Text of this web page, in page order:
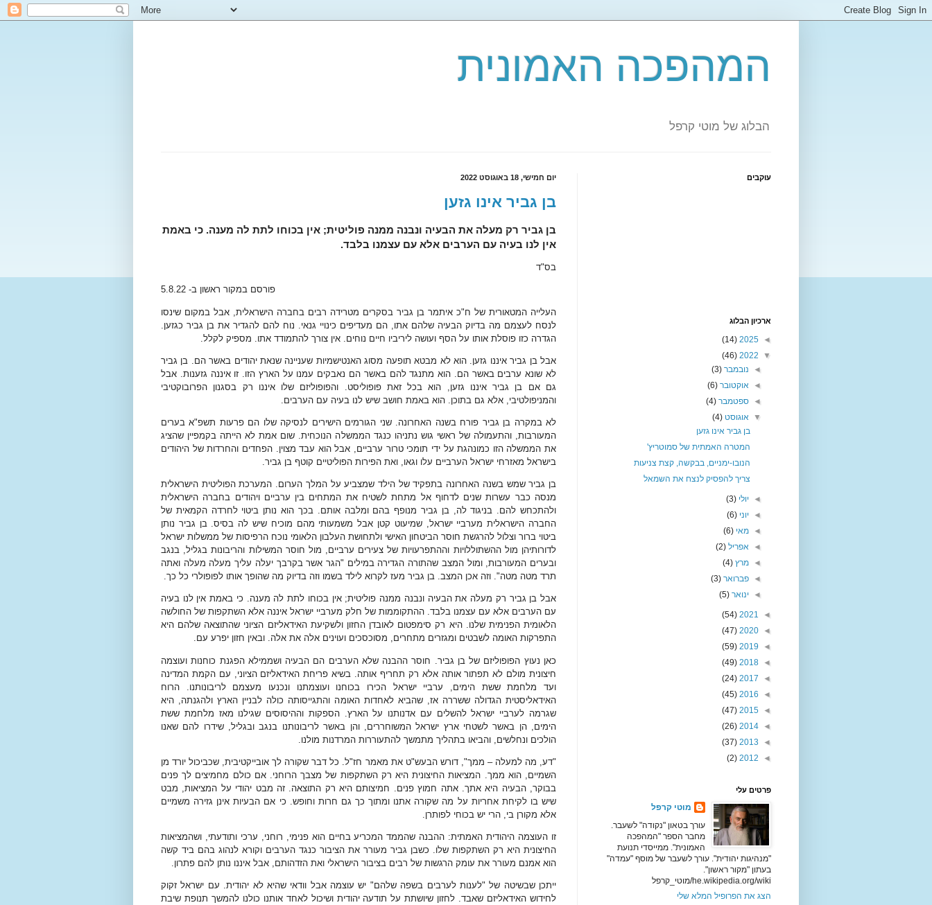
המהפכה האמונית
הבלוג של מוטי קרפל
יום חמישי, 18 באוגוסט 2022
בן גביר אינו גזען
בן גביר רק מעלה את הבעיה ונבנה ממנה פוליטית; אין בכוחו לתת לה מענה. כי באמת
אין לנו בעיה עם הערבים אלא עם עצמנו בלבד.
בס"ד
פורסם במקור ראשון ב- 5.8.22
העלייה המטאורית של ח"כ איתמר בן גביר בסקרים מטרידה רבים בחברה הישראלית, אבל במקום שינסו
לנסח לעצמם מה בדיוק הבעיה שלהם אתו, הם מעדיפים כינויי גנאי. נוח להם להגדיר את בן גביר כגזען.
הגדרה כזו פוסלת אותו על הסף ועושה ליריביו חיים נוחים. אין צורך להתמודד אתו. מספיק לקלל.
אבל בן גביר איננו גזען. הוא לא מבטא תופעה מסוג האנטישמיות שעניינה שנאת יהודים באשר הם. בן גביר
לא שונא ערבים באשר הם. הוא מתנגד להם באשר הם נאבקים עמנו על הארץ הזו. זו איננה גזענות. אבל
גם אם בן גביר איננו גזען, הוא בכל זאת פופוליסט. והפופוליזם שלו איננו רק בסגנון הפרובוקטיבי
והמניפולטיבי, אלא גם בתוכן. הוא באמת חושב שיש לנו בעיה עם הערבים.
לא במקרה בן גביר פורח בשנה האחרונה. שני הגורמים הישירים לנסיקה שלו הם פרעות תשפ"א בערים
המעורבות, והתעמולה של ראשי גוש נתניהו כנגד הממשלה הנוכחית. שום אמת לא הייתה בקמפיין שהציג
את הממשלה הזו כמונהגת על ידי תומכי טרור ערביים, אבל הוא עבד מצוין. הפחדים והחרדות של היהודים
בישראל מאזרחי ישראל הערביים עלו וגאו, ואת הפירות הפוליטיים קוטף בן גביר.
בן גביר שמש בשנה האחרונה בתפקיד של הילד שמצביע על המלך הערום. המערכת הפוליטית הישראלית
מנסה כבר עשרות שנים לדחוף אל מתחת לשטיח את המתחים בין ערביים ויהודים בחברה הישראלית
ולהתכחש להם. בניגוד לה, בן גביר מנופף בהם ומלבה אותם. בכך הוא נותן ביטוי לחרדה הקמאית של
החברה הישראלית מערביי ישראל, שמיעוט קטן אבל משמעותי מהם מוכיח שיש לה בסיס. בן גביר נותן
ביטוי ברור וצלול להרגשת חוסר הביטחון האישי ולתחושת העלבון הלאומי נוכח הרפיסות של ממשלות ישראל
לדורותיהן מול ההשתוללויות וההתפרעויות של צעירים ערביים, מול חוסר המשילות והריבונות בגליל, בנגב
ובערים המעורבות, ומול המצב שהתורה הגדירה במילים "הגר אשר בקרבך יעלה עליך מעלה מעלה ואתה
תרד מטה מטה". וזה אכן המצב. בן גביר מעז לקרוא לילד בשמו וזה בדיוק מה שהופך אותו לפופולרי כל כך.
אבל בן גביר רק מעלה את הבעיה ונבנה ממנה פוליטית; אין בכוחו לתת לה מענה. כי באמת אין לנו בעיה
עם הערבים אלא עם עצמנו בלבד. ההתקוממות של חלק מערביי ישראל איננה אלא השתקפות של החולשה
הלאומית הפנימית שלנו. היא רק סימפטום לאובדן החזון ולשקיעת האידאליזם הציוני שהתוצאה שלהם היא
התפרקות האומה לשבטים ומגזרים מתחרים, מסוכסכים ועוינים אלה את אלה. ובאין חזון יפרע עם.
כאן נעוץ הפופוליזם של בן גביר. חוסר ההבנה שלא הערבים הם הבעיה ושממילא הפגנת כוחנות ועוצמה
חיצונית מולם לא תפתור אותה אלא רק תחריף אותה. בשיא פריחת האידאליזם הציוני, עם הקמת המדינה
ועד מלחמת ששת הימים, ערביי ישראל הכירו בכוחנו ועוצמתנו ונכנעו מעצמם לריבונותנו. הרוח
האידאליסטית הגדולה ששררה אז, שהביא לאחדות האומה והתגייסותה כולה לבניין הארץ ולהגנתה, היא
שגרמה לערביי ישראל להשלים עם אדנותנו על הארץ. הספקות וההיסוסים שגילנו מאז מלחמת ששת
הימים, הן באשר לשטחי ארץ ישראל המשוחררים, והן באשר לריבונותנו בנגב ובגליל, שידרו להם שאנו
הולכים ונחלשים, והביאו בתהליך מתמשך להתעוררות המרדנות מולנו.
"דע, מה למעלה – ממך", דורש הבעש"ט את מאמר חז"ל. כל דבר שקורה לך אובייקטיבית, שכביכול יורד מן
השמיים, הוא ממך. המציאות החיצונית היא רק השתקפות של מצבך הרוחני. אם כולם מחמיצים לך פנים
בבוקר, הבעיה היא אתך. אתה חמוץ פנים. חמיצותם היא רק התוצאה. זה מבט יהודי על המציאות, מבט
שיש בו לקיחת אחריות על מה שקורה אתנו ומתוך כך גם חרות וחופש. כי אם הבעיות אינן גזירה משמיים
אלא מקורן בי, הרי יש בכוחי לפותרן.
זו העוצמה היהודית האמתית: ההבנה שהממד המכריע בחיים הוא פנימי, רוחני, ערכי ותודעתי, ושהמציאות
החיצונית היא רק השתקפות שלו. כשבן גביר מעורר את הציבור כנגד הערבים וקורא לנהוג בהם ביד קשה
הוא אמנם מעורר את עומק הרגשות של רבים בציבור הישראלי ואת הזדהותם, אבל איננו נותן להם פתרון.
ייתכן שבשיטה של "לענות לערבים בשפה שלהם" יש עוצמה אבל וודאי שהיא לא יהודית. עם ישראל זקוק
לחידוש האידאליזם שאבד. לחזון שיושתת על תודעה יהודית ושיכול לאחד אותנו כולנו להמשך תנופת שיבת
עוקבים
ארכיון הבלוג
◄
2025
(14)
▼
2022
(46)
◄ נובמבר(3)
◄ אוקטובר(6)
◄ספטמבר(4)
▼ אוגוסט(4)
בן גביר אינו גזען
המטרה האמתית של סמוטריץ'
הנובו-ימניים, בבקשה, קצת צניעות
צריך להפסיק לנצח את השמאל
◄ יולי(3)
◄ יוני(6)
◄מאי(6)
◄ אפריל(2)
◄מרץ(4)
◄פברואר(3)
◄ ינואר(5)
◄
2021
(54)
◄
2020
(47)
◄
2019
(59)
◄
2018
(49)
◄
2017
(24)
◄
2016
(45)
◄
2015
(47)
◄
2014
(26)
◄
2013
(37)
◄
2012
(2)
פרטים עלי
מוטי קרפל
עורך בטאון "נקודה" לשעבר.
מחבר הספר "המהפכה
האמונית". ממייסדי תנועת
"מנהיגות יהודית". עורך לשעבר של מוסף "עמדה"
בעתון "מקור ראשון".
he.wikipedia.org/wiki/מוטי_קרפל
הצג את הפרופיל המלא שלי